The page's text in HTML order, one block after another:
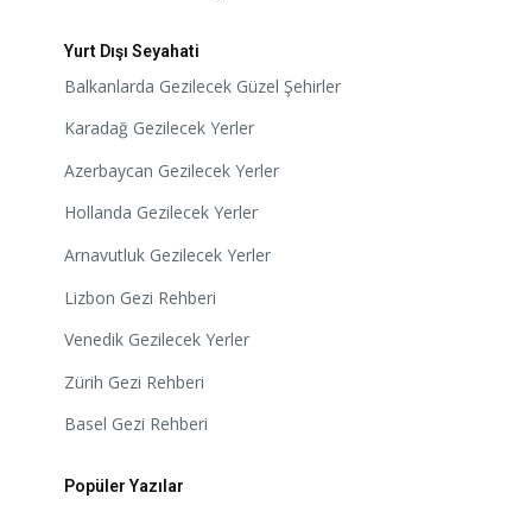
Yurt Dışı Seyahati
Balkanlarda Gezilecek Güzel Şehirler
Karadağ Gezilecek Yerler
Azerbaycan Gezilecek Yerler
Hollanda Gezilecek Yerler
Arnavutluk Gezilecek Yerler
Lizbon Gezi Rehberi
Venedik Gezilecek Yerler
Zürih Gezi Rehberi
Basel Gezi Rehberi
Popüler Yazılar